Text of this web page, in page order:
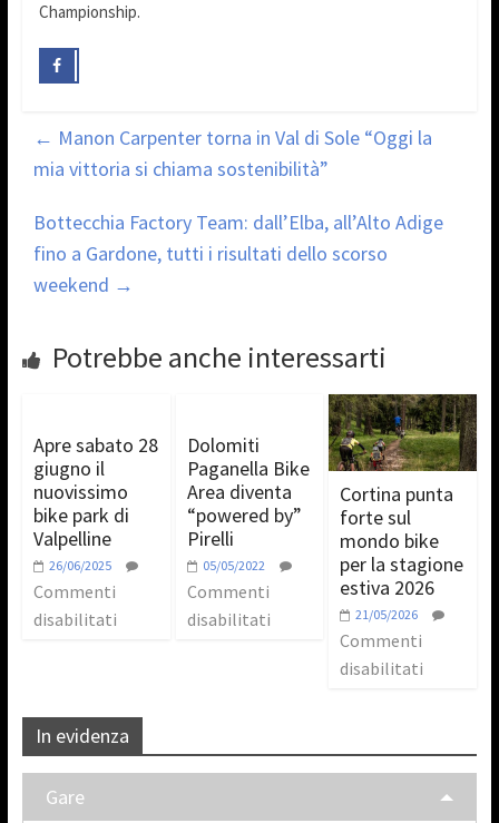
Championship.
← Manon Carpenter torna in Val di Sole “Oggi la
mia vittoria si chiama sostenibilità”
Bottecchia Factory Team: dall’Elba, all’Alto Adige
fino a Gardone, tutti i risultati dello scorso
weekend →
Potrebbe anche interessarti
Apre sabato 28
giugno il
nuovissimo
bike park di
Valpelline
26/06/2025
Commenti
disabilitati
Dolomiti
Paganella Bike
Area diventa
“powered by”
Pirelli
05/05/2022
Commenti
disabilitati
Cortina punta
forte sul
mondo bike
per la stagione
estiva 2026
21/05/2026
Commenti
disabilitati
In evidenza
Gare